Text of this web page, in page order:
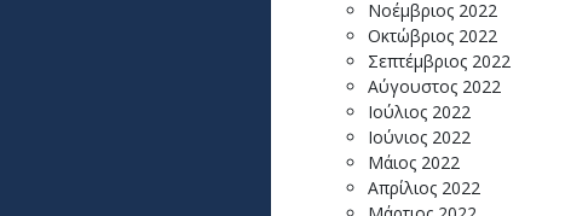
Νοέμβριος 2022
Οκτώβριος 2022
Σεπτέμβριος 2022
Αύγουστος 2022
Ιούλιος 2022
Ιούνιος 2022
Μάιος 2022
Απρίλιος 2022